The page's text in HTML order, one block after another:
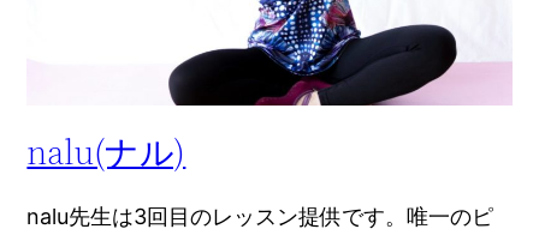
nalu(ナル)
nalu先生は3回目のレッスン提供です。唯一のピ